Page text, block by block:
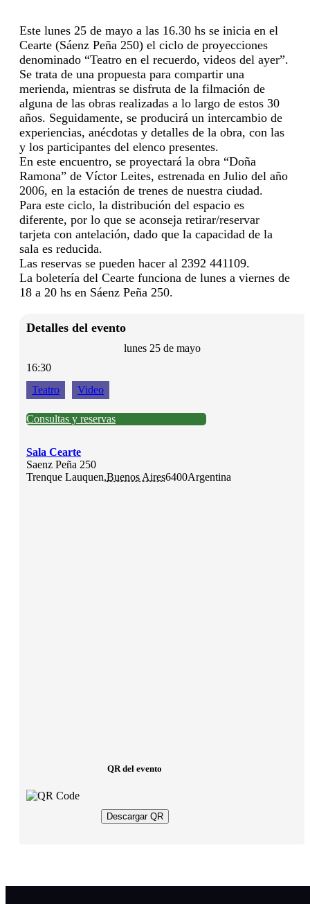
Este lunes 25 de mayo a las 16.30 hs se inicia en el
Cearte (Sáenz Peña 250) el ciclo de proyecciones
denominado “Teatro en el recuerdo, videos del ayer”.
Se trata de una propuesta para compartir una
merienda, mientras se disfruta de la filmación de
alguna de las obras realizadas a lo largo de estos 30
años. Seguidamente, se producirá un intercambio de
experiencias, anécdotas y detalles de la obra, con las
y los participantes del elenco presentes.
En este encuentro, se proyectará la obra “Doña
Ramona” de Víctor Leites, estrenada en Julio del año
2006, en la estación de trenes de nuestra ciudad.
Para este ciclo, la distribución del espacio es
diferente, por lo que se aconseja retirar/reservar
tarjeta con antelación, dado que la capacidad de la
sala es reducida.
Las reservas se pueden hacer al 2392 441109.
La boletería del Cearte funciona de lunes a viernes de
18 a 20 hs en Sáenz Peña 250.
Detalles del evento
lunes 25 de mayo
16:30
Teatro
Video
Consultas y reservas
Sala Cearte
Saenz Peña 250
Trenque Lauquen,Buenos Aires6400Argentina
QR del evento
Descargar QR